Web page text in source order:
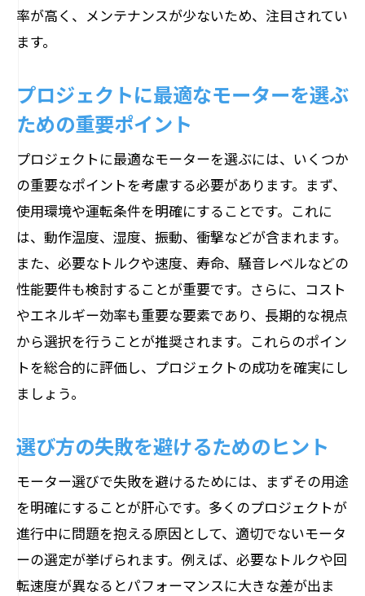
電圧と電流：基礎から学ぶ電気の知識
モーター選定に影響を与える技術革新
電気機器の安全基準とモーター選びの関
係
家庭用と産業用で異なるモーターの性能と耐
久性のポイント
家庭用モーターの長所と短所
産業用モーターに必要な耐久性の基準
異なる使用環境に応じたモーターの性能
比較
寿命を延ばすモーターのメンテナンス方
法
性能とコストのバランスを取る選び方
える秘策
省エネモーターの選び方と利点
エネルギー効率の高いモーター技術を活
用する
率が高く、メンテナンスが少ないため、注目されてい
ます。
プロジェクトに最適なモーターを選ぶ
ための重要ポイント
プロジェクトに最適なモーターを選ぶには、いくつか
の重要なポイントを考慮する必要があります。まず、
使用環境や運転条件を明確にすることです。これに
は、動作温度、湿度、振動、衝撃などが含まれます。
また、必要なトルクや速度、寿命、騒音レベルなどの
性能要件も検討することが重要です。さらに、コスト
やエネルギー効率も重要な要素であり、長期的な視点
から選択を行うことが推奨されます。これらのポイン
トを総合的に評価し、プロジェクトの成功を確実にし
ましょう。
選び方の失敗を避けるためのヒント
モーター選びで失敗を避けるためには、まずその用途
を明確にすることが肝心です。多くのプロジェクトが
進行中に問題を抱える原因として、適切でないモータ
ーの選定が挙げられます。例えば、必要なトルクや回
転速度が異なるとパフォーマンスに大きな差が出ま